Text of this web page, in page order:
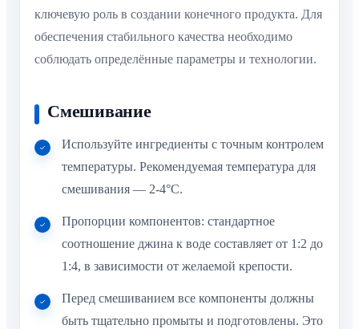
ключевую роль в создании конечного продукта. Для
обеспечения стабильного качества необходимо
соблюдать определённые параметры и технологии.
Смешивание
Используйте ингредиенты с точным контролем
температуры. Рекомендуемая температура для
смешивания — 2-4°C.
Пропорции компонентов: стандартное
соотношение джина к воде составляет от 1:2 до
1:4, в зависимости от желаемой крепости.
Перед смешиванием все компоненты должны
быть тщательно промыты и подготовлены. Это